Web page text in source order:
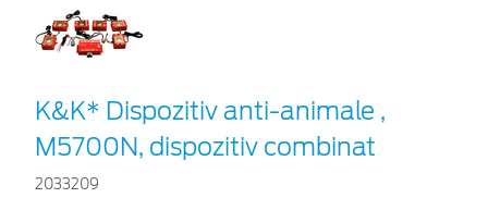
K&K* Dispozitiv anti-animale ,
M5700N, dispozitiv combinat
2033209